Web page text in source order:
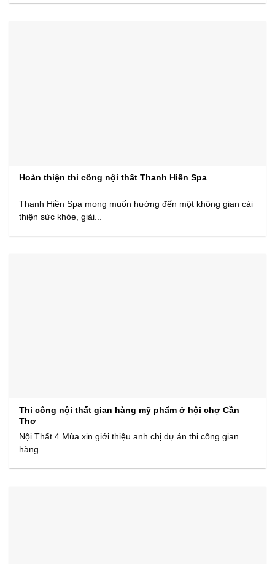
Hoàn thiện thi công nội thất Thanh Hiền Spa
Thanh Hiền Spa mong muốn hướng đến một không gian cải
thiện sức khỏe, giải...
Thi công nội thất gian hàng mỹ phẩm ở hội chợ Cần
Thơ
Nội Thất 4 Mùa xin giới thiệu anh chị dự án thi công gian
hàng...